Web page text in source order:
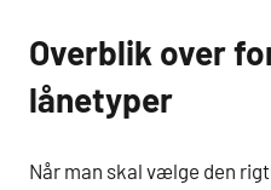
Overblik over
lånetyper
Når man skal vælge den